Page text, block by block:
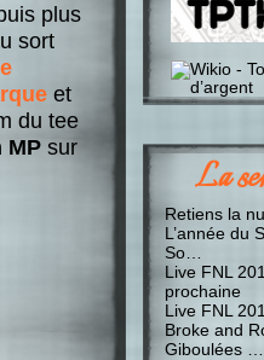
plus
sort
et
du tee
MP sur
La
Retiens la
L’année du
So…
Live FNL
prochaine
Live FNL
Broke and
Giboulées …